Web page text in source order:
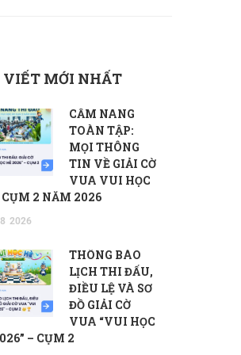
VIẾT MỚI NHẤT
CẨM NANG
TOÀN TẬP:
MỌI THÔNG
TIN VỀ GIẢI CỜ
VUA VUI HỌC
CỤM 2 NĂM 2026
2026
THÔNG BÁO
LỊCH THI ĐẤU,
ĐIỀU LỆ VÀ SƠ
ĐỒ GIẢI CỜ
VUA “VUI HỌC
– CỤM 2